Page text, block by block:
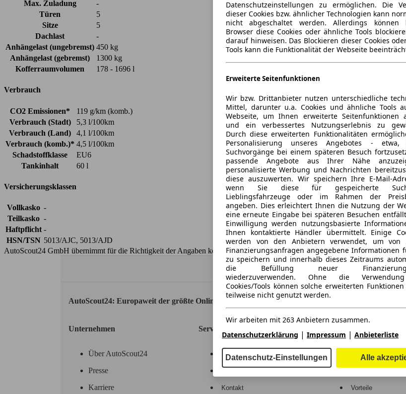
Max. Zuladung
-
Türen
5
Sitze
5
Dachlast
-
Anhängelast (ungebremst) 450 kg
Anhängelast (gebremst)
1300 kg
Kofferraumvolumen
178 - 1696 l
Verbrauch
CO2 Emissionen*
119 g/km (komb.)
Verbrauch (Stadt)
5,3 l/100km
Verbrauch (Land)
4,1 l/100km
Verbrauch (komb.)* 4,5 l/100km
Schadstoffklasse
EU6
Tankinhalt
60 l
Versicherungsklassen
Vollkasko -
Teilkasko -
Haftpflicht -
HSN/TSN 5013/AJC, 5013/AJD
AutoScout24 GmbH übernimmt für die Richtigkeit der Angaben keine Gewähr.
AutoScout24: Europaweit der größte Online-Automarkt.
Unternehmen
Über AutoScout24
Presse
Karriere
Service
Hilfe
Kontakt
Anmelden
Vorteile
Datenschutzeinstellungen zu ermöglichen. Die
dieser Cookies bzw. ähnlicher Technologien kann
nicht abgeschaltet werden. Allerdings können
Browser diese Cookies oder ähnliche Tools
darauf hinweisen. Das Blockieren dieser Cookies
Tools kann die Funktionalität der Webseite
Erweiterte Seitenfunktionen
Wir bzw. Drittanbieter nutzen unterschiedliche
Mittel, darunter u.a. Cookies und ähnliche Tools
Webseite, um Ihnen erweiterte Seitenfunktionen
und ein verbessertes Nutzungserlebnis zu
Durch diese erweiterten Funktionalitäten
Personalisierung unseres Angebotes -
Suchvorgänge bei einem späteren Besuch
passende Angebote aus Ihrer Nähe
personalisierte Werbung und Nachrichten
diese auszuwerten. Wir speichern Ihre E-Mail-
wenn Sie diese für gespeicherte
Lieblingsfahrzeuge oder im Rahmen der
angeben. Dies erleichtert Ihnen die Nutzung der
eine erneute Eingabe bei späteren Besuchen
Einwilligung werden nutzungsbasierte
Ihnen kontaktierte Händler übermittelt. Einige
werden von den Anbietern verwendet, um von
Finanzierungsanfragen angegebene Informationen
zu speichern und innerhalb dieses Zeitraums
die Befüllung neuer
wiederzuverwenden. Ohne die
Cookies/Tools können solche erweiterten
teilweise nicht genutzt werden.
Wir arbeiten mit 263 Anbietern zusammen.
Datenschutzerklärung | Impressum | Anbieterliste
Datenschutz-Einstellungen Alle